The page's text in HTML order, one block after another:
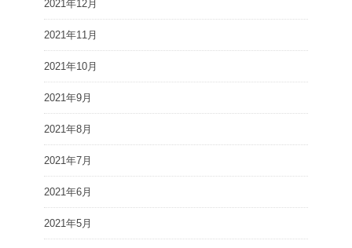
2021年12月
2021年11月
2021年10月
2021年9月
2021年8月
2021年7月
2021年6月
2021年5月